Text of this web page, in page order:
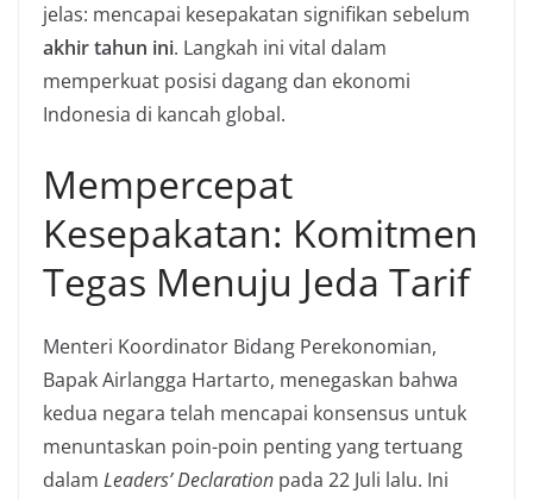
jelas: mencapai kesepakatan signifikan sebelum
akhir tahun ini. Langkah ini vital dalam
memperkuat posisi dagang dan ekonomi
Indonesia di kancah global.
Mempercepat
Kesepakatan: Komitmen
Tegas Menuju Jeda Tarif
Menteri Koordinator Bidang Perekonomian,
Bapak Airlangga Hartarto, menegaskan bahwa
kedua negara telah mencapai konsensus untuk
menuntaskan poin-poin penting yang tertuang
dalam Leaders’ Declaration pada 22 Juli lalu. Ini